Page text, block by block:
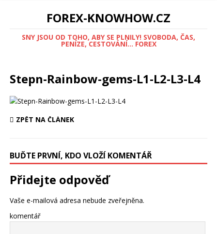
FOREX-KNOWHOW.CZ
SNY JSOU OD TOHO, ABY SE PLNILY! SVOBODA, ČAS,
PENÍZE, CESTOVÁNÍ... FOREX
Stepn-Rainbow-gems-L1-L2-L3-L4
ZPĚT NA ČLÁNEK
BUĎTE PRVNÍ, KDO VLOŽÍ KOMENTÁŘ
Přidejte odpověď
Vaše e-mailová adresa nebude zveřejněna.
komentář